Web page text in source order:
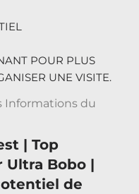
POUR PLUS
UNE VISITE.
| Top
Ultra Bobo |
de